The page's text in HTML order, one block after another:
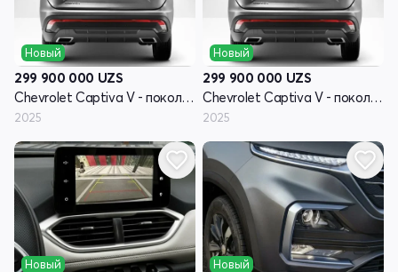
Новый
299 900 000 UZS
Chevrolet Captiva V - поколение
2025
Новый
299 900 000 UZS
Chevrolet Captiva V - поколение
2025
Новый Новый